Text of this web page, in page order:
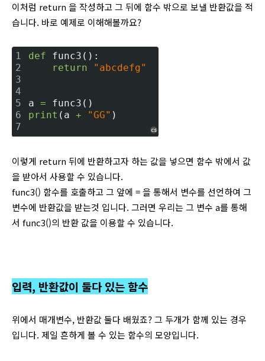
이처럼 return 을 작성하고 그 뒤에 함수 밖으로 보낼 반환값을 적
습니다. 바로 예제로 이해해볼까요?
1
2
3
4
5
6
7
def func3():
return
"abcdefg"
a = func3()
print (a + "GG" )
cs
이렇게 return 뒤에 반환하고자 하는 값을 넣으면 함수 밖에서 값
을 받아서 사용할 수 있습니다.
func3() 함수를 호출하고 그 앞에 = 을 통해서 변수를 선언하여 그
변수에 반환값을 받는것 입니다. 그러면 우리는 그 변수 a를 통해
서 func3()의 반환 값을 이용할 수 있습니다.
입력, 반환값이 둘다 있는 함수
위에서 매개변수, 반환값 둘다 배웠죠? 그 두개가 함께 있는 경우
입니다. 제일 흔하게 볼 수 있는 함수의 모양입니다.